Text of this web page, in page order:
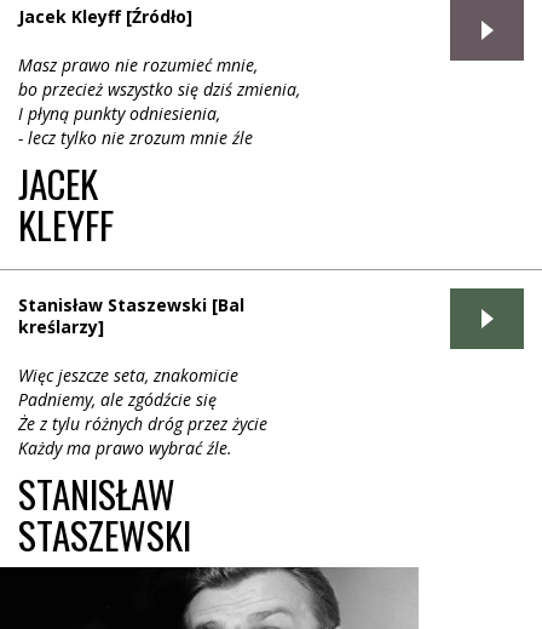
Jacek Kleyff [Źródło]
Masz prawo nie rozumieć mnie,
bo przecież wszystko się dziś zmienia,
I płyną punkty odniesienia,
- lecz tylko nie zrozum mnie źle
JACEK
KLEYFF
Stanisław Staszewski [Bal
kreślarzy]
Więc jeszcze seta, znakomicie
Padniemy, ale zgódźcie się
Że z tylu różnych dróg przez życie
Każdy ma prawo wybrać źle.
STANISŁAW
STASZEWSKI